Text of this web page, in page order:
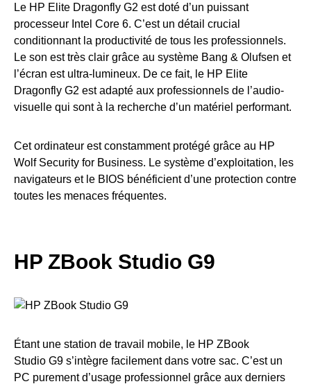
Le HP Elite Dragonfly G2 est doté d’un puissant
processeur Intel Core 6. C’est un détail crucial
conditionnant la productivité de tous les professionnels.
Le son est très clair grâce au système Bang & Olufsen et
l’écran est ultra-lumineux. De ce fait, le HP Elite
Dragonfly G2 est adapté aux professionnels de l’audio-
visuelle qui sont à la recherche d’un matériel performant.
Cet ordinateur est constamment protégé grâce au HP
Wolf Security for Business. Le système d’exploitation, les
navigateurs et le BIOS bénéficient d’une protection contre
toutes les menaces fréquentes.
HP ZBook Studio G9
Étant une station de travail mobile, le HP ZBook
Studio G9 s’intègre facilement dans votre sac. C’est un
PC purement d’usage professionnel grâce aux derniers